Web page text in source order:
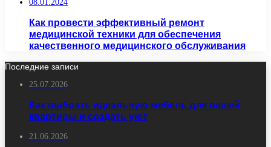
08.01.2024
Как провести эффективный ремонт
медицинской техники для обеспечения
качественного медицинского обслуживания
Последние записи
25.07.2026
Как выбрать идеальную мебель для вашей
квартиры и создать уют
21.06.2026